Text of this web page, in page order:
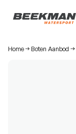
Home Boten Aanbod